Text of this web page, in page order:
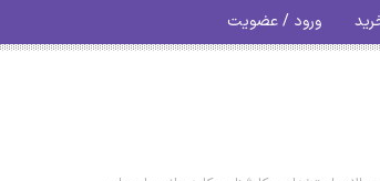
ورود / عضویت